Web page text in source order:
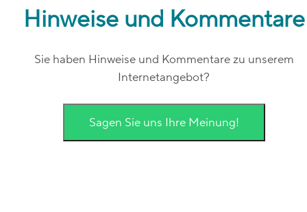
Hinweise und Kommentare
Sie haben Hinweise und Kommentare zu unserem
Internetangebot?
Sagen Sie uns Ihre Meinung!